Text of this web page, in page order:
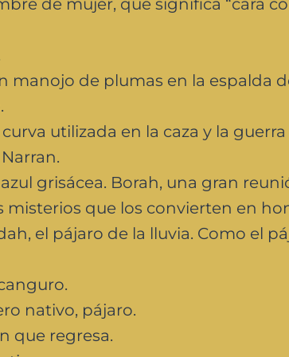
manojo de plumas en la espalda
utilizada en la caza y la
grisácea. Borah, una gran
misterios que los convierten en
el pájaro de la lluvia. Como el
nativo, pájaro.
que regresa.